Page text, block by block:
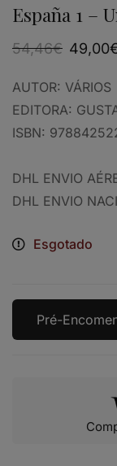
España 1 –
54,46€ 49,00
AUTOR: VÁRIOS
EDITORA:
ISBN:
DHL ENVIO
DHL ENVIO
Esgotado
Pré-